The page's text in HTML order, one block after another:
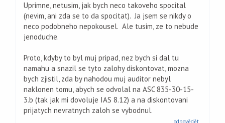
Uprimne, netusim, jak bych neco takoveho spocital
(nevim, ani zda se to da spocitat). Ja jsem se nikdy o
neco podobneho nepokousel. Ale tusim, ze to nebude
jenoduche.
Proto, kdyby to byl muj pripad, nez bych si dal tu
namahu a snazil se tyto zalohy diskontovat, mozna
bych zjistil, zda by nahodou muj auditor nebyl
naklonen tomu, abych se odvolal na ASC 835-30-15-
3.b (tak jak mi dovoluje IAS 8.12) a na diskontovani
prijatych nevratnych zaloh se vybodnul.
odpovědět